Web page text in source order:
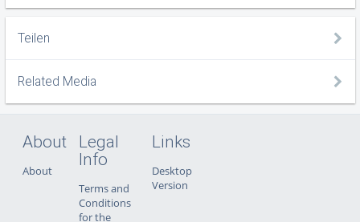
Teilen
Related Media
About
About
Legal
Info
Terms and
Conditions
for the
Links
Desktop
Version